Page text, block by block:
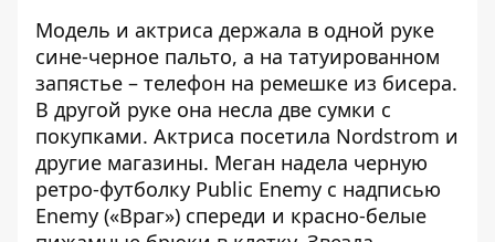
Модель и актриса держала в одной руке
сине-черное пальто, а на татуированном
запястье – телефон на ремешке из бисера.
В другой руке она несла две сумки с
покупками. Актриса посетила Nordstrom и
другие магазины. Меган надела черную
ретро-футболку Public Enemy с надписью
Enemy («Враг») спереди и красно-белые